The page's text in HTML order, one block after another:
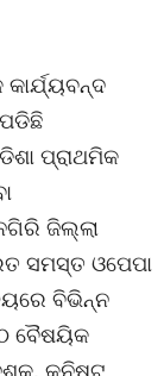
ପ୍ରାଥମିକ
ଜିଲ୍ଲା
ସମସ୍ତ ଓପେପା
ବିଭିନ୍ନ
ବୈଷୟିକ
କନିଷ୍ଟ